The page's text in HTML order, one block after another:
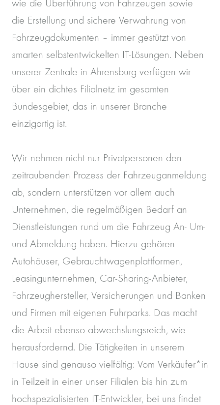
wie die Überführung von Fahrzeugen sowie
die Erstellung und sichere Verwahrung von
Fahrzeugdokumenten – immer gestützt von
smarten selbstentwickelten IT-Lösungen. Neben
unserer Zentrale in Ahrensburg verfügen wir
über ein dichtes Filialnetz im gesamten
Bundesgebiet, das in unserer Branche
einzigartig ist.
Wir nehmen nicht nur Privatpersonen den
zeitraubenden Prozess der Fahrzeuganmeldung
ab, sondern unterstützen vor allem auch
Unternehmen, die regelmäßigen Bedarf an
Dienstleistungen rund um die Fahrzeug An- Um-
und Abmeldung haben. Hierzu gehören
Autohäuser, Gebrauchtwagenplattformen,
Leasingunternehmen, Car-Sharing-Anbieter,
Fahrzeughersteller, Versicherungen und Banken
und Firmen mit eigenen Fuhrparks. Das macht
die Arbeit ebenso abwechslungsreich, wie
herausfordernd. Die Tätigkeiten in unserem
Hause sind genauso vielfältig: Vom Verkäufer*in
in Teilzeit in einer unser Filialen bis hin zum
hochspezialisierten IT-Entwickler, bei uns findet